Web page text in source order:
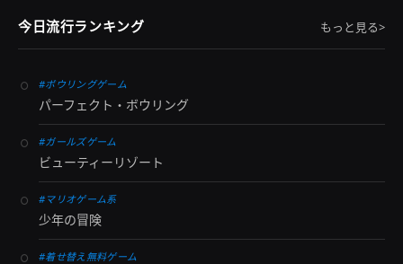
今日流行ランキング もっと見る>
#ボウリングゲーム
パーフェクト・ボウリング
#ガールズゲーム
ビューティーリゾート
#マリオゲーム系
少年の冒険
#着せ替え無料ゲーム